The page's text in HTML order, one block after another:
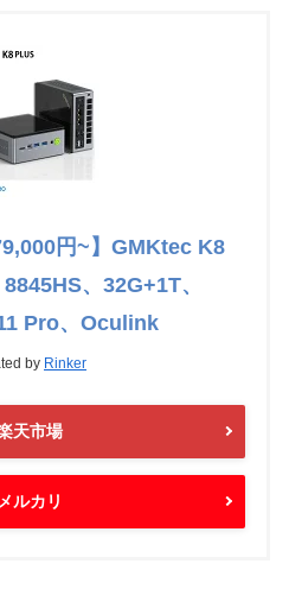
円~】GMKtec K8
、32G+1T、
Pro、Oculink
by Rinker
天市場
メルカリ